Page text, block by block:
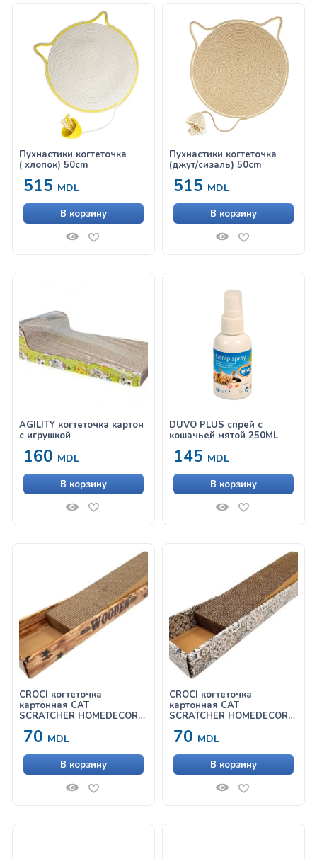
Пухнастики когтеточка
( хлопок) 50cm
515 MDL
В корзину
Пухнастики когтеточка
(джут/сизаль) 50cm
515 MDL
В корзину
AGILITY когтеточка картон
с игрушкой
160 MDL
В корзину
DUVO PLUS спрей с
кошачьей мятой 250ML
145 MDL
В корзину
CROCI когтеточка
картонная CAT
SCRATCHER HOMEDECOR
70 MDL
В корзину
CROCI когтеточка
картонная CAT
SCRATCHER HOMEDECOR
70 MDL
В корзину